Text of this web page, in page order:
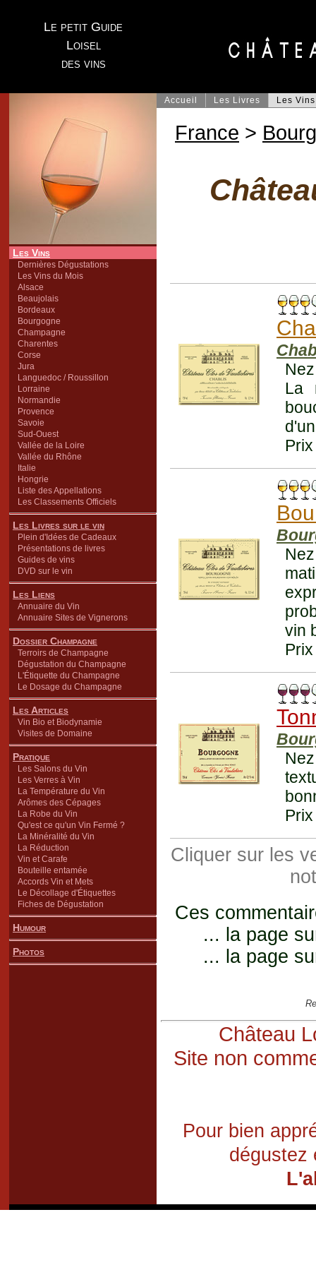
Le petit Guide
Loisel
des vins
Les Vins
Dernières Dégustations
Les Vins du Mois
Alsace
Beaujolais
Bordeaux
Bourgogne
Champagne
Charentes
Corse
Jura
Languedoc / Roussillon
Lorraine
Normandie
Provence
Savoie
Sud-Ouest
Vallée de la Loire
Vallée du Rhône
Italie
Hongrie
Liste des Appellations
Les Classements Officiels
Les Livres sur le vin
Plein d'Idées de Cadeaux
Présentations de livres
Guides de vins
DVD sur le vin
Les Liens
Annuaire du Vin
Annuaire Sites de Vignerons
Dossier Champagne
Terroirs de Champagne
Dégustation du Champagne
L'Étiquette du Champagne
Le Dosage du Champagne
Les Articles
Vin Bio et Biodynamie
Visites de Domaine
Pratique
Les Salons du Vin
Les Verres à Vin
La Température du Vin
Arômes des Cépages
La Robe du Vin
Qu'est ce qu'un Vin Fermé ?
La Minéralité du Vin
La Réduction
Vin et Carafe
Bouteille entamée
Accords Vin et Mets
Le Décollage d'Étiquettes
Fiches de Dégustation
Humour
Photos
Accueil Les Livres Les Vins
France >
La
vin
Cliquer sur les
Ces
... la page
... la page
Château
Site non
Pour bien
dégustez